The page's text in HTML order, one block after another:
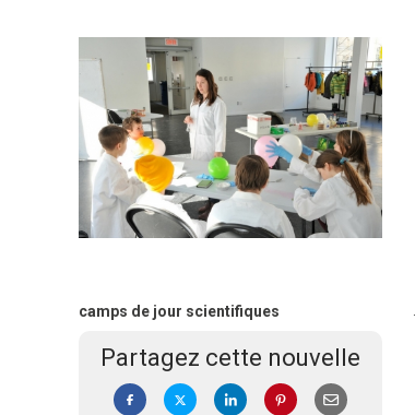
camps de jour scientifiques
Partagez cette nouvelle